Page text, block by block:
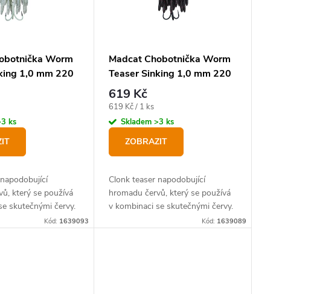
Worm
1,0 mm 220
In The Dark
ks
který se používá
skutečnými červy.
Kód: 1639093
Madcat Chobotnička Worm
Teaser Sinking 1,0 mm 220
lb 35 cm Black
619 Kč
Měrná
cena:
619 Kč / 1 ks
Skladem >3 ks
ZOBRAZIT
Clonk teaser napodobující
hromadu červů, který se používá
v kombinaci se skutečnými červy.
Kód: 1639089